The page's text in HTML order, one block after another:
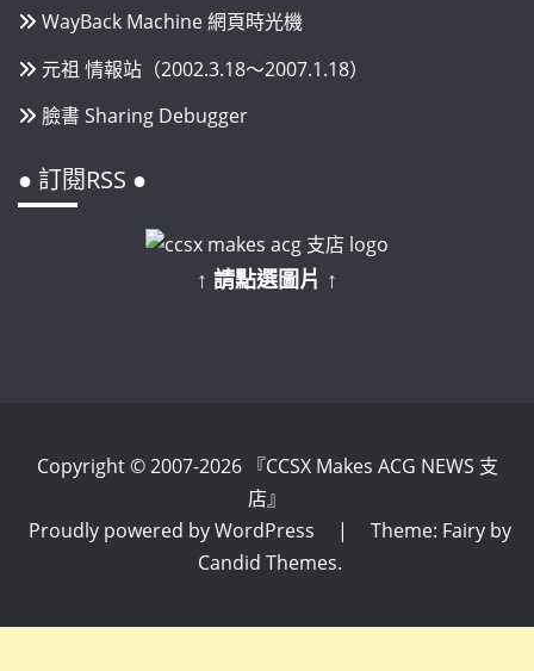
WayBack Machine 網頁時光機
元祖 情報站（2002.3.18～2007.1.18）
臉書 Sharing Debugger
● 訂閱RSS ●
↑ 請點選圖片 ↑
Copyright © 2007-2026 『CCSX Makes ACG NEWS 支
店』
Proudly powered by WordPress
|
Theme: Fairy by
Candid Themes.